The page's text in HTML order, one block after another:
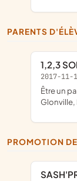
PARENTS
1,2,3
2017-11-
être un partenaire pour les parents d'élèves du RPI flin,
PROMOTION